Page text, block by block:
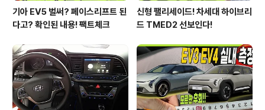
기아 EV5 벌써? 페이스리프트 된
다고? 확인된 내용! 팩트체크
신형 팰리세이드! 차세대 하이브리
드 TMED2 선보인다!